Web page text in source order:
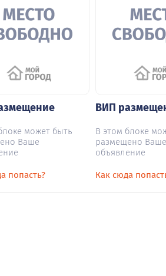
может быть
Ваше
попасть?
ВИП
В этом блоке
размещено Ваше
объявление
Как сюда